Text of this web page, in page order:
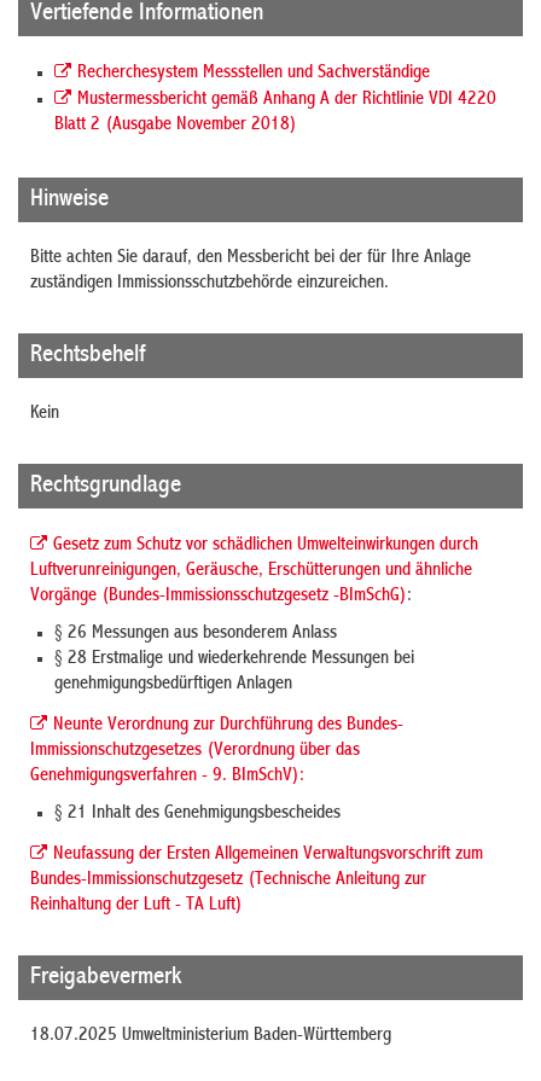
Vertiefende Informationen
Recherchesystem Messstellen und Sachverständige
Mustermessbericht gemäß Anhang A der Richtlinie VDI 4220
Blatt 2 (Ausgabe November 2018)
Hinweise
Bitte achten Sie darauf, den Messbericht bei der für Ihre Anlage
zuständigen Immissionsschutzbehörde einzureichen.
Rechtsbehelf
Kein
Rechtsgrundlage
Gesetz zum Schutz vor schädlichen Umwelteinwirkungen durch
Luftverunreinigungen, Geräusche, Erschütterungen und ähnliche
Vorgänge (Bundes-Immissionsschutzgesetz -BImSchG):
§ 26 Messungen aus besonderem Anlass
§ 28 Erstmalige und wiederkehrende Messungen bei
genehmigungsbedürftigen Anlagen
Neunte Verordnung zur Durchführung des Bundes-
Immissionschutzgesetzes (Verordnung über das
Genehmigungsverfahren - 9. BImSchV):
§ 21 Inhalt des Genehmigungsbescheides
Neufassung der Ersten Allgemeinen Verwaltungsvorschrift zum
Bundes-Immissionschutzgesetz (Technische Anleitung zur
Reinhaltung der Luft - TA Luft)
Freigabevermerk
18.07.2025 Umweltministerium Baden-Württemberg